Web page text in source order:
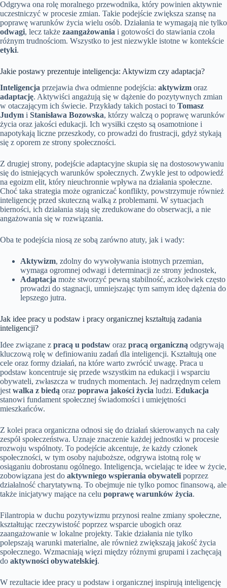
Odgrywa ona rolę moralnego przewodnika, który powinien aktywnie
uczestniczyć w procesie zmian. Takie podejście zwiększa szansę na
poprawę warunków życia wielu osób. Działania te wymagają nie tylko
odwagi, lecz także zaangażowania i gotowości do stawiania czoła
różnym trudnościom. Wszystko to jest niezwykle istotne w kontekście
etyki.
Jakie postawy prezentuje inteligencja: Aktywizm czy adaptacja?
Inteligencja przejawia dwa odmienne podejścia: aktywizm oraz
adaptację. Aktywiści angażują się w dążenie do pozytywnych zmian
w otaczającym ich świecie. Przykłady takich postaci to Tomasz
Judym i Stanisława Bozowska, którzy walczą o poprawę warunków
życia oraz jakości edukacji. Ich wysiłki często są osamotnione i
napotykają liczne przeszkody, co prowadzi do frustracji, gdyż stykają
się z oporem ze strony społeczności.
Z drugiej strony, podejście adaptacyjne skupia się na dostosowywaniu
się do istniejących warunków społecznych. Zwykle jest to odpowiedź
na egoizm elit, który nieuchronnie wpływa na działania społeczne.
Choć taka strategia może ograniczać konflikty, powstrzymuje również
inteligencję przed skuteczną walką z problemami. W sytuacjach
bierności, ich działania stają się zredukowane do obserwacji, a nie
angażowania się w rozwiązania.
Oba te podejścia niosą ze sobą zarówno atuty, jak i wady:
Aktywizm, zdolny do wywoływania istotnych przemian,
wymaga ogromnej odwagi i determinacji ze strony jednostek,
Adaptacja może stworzyć pewną stabilność, aczkolwiek często
prowadzi do stagnacji, umniejszając tym samym ideę dążenia do
lepszego jutra.
Jak idee pracy u podstaw i pracy organicznej kształtują zadania
inteligencji?
Idee związane z pracą u podstaw oraz pracą organiczną odgrywają
kluczową rolę w definiowaniu zadań dla inteligencji. Kształtują one
cele oraz formy działań, na które warto zwrócić uwagę. Praca u
podstaw koncentruje się przede wszystkim na edukacji i wsparciu
obywateli, zwłaszcza w trudnych momentach. Jej nadrzędnym celem
jest walka z biedą oraz poprawa jakości życia ludzi. Edukacja
stanowi fundament społecznej świadomości i umiejętności
mieszkańców.
Z kolei praca organiczna odnosi się do działań skierowanych na cały
zespół społeczeństwa. Uznaje znaczenie każdej jednostki w procesie
rozwoju wspólnoty. To podejście akcentuje, że każdy członek
społeczności, w tym osoby najuboższe, odgrywa istotną rolę w
osiąganiu dobrostanu ogólnego. Inteligencja, wcielając te idee w życie,
zobowiązana jest do aktywniego wspierania obywateli poprzez
działalność charytatywną. To obejmuje nie tylko pomoc finansową, ale
także inicjatywy mające na celu poprawę warunków życia.
Filantropia w duchu pozytywizmu przynosi realne zmiany społeczne,
kształtując rzeczywistość poprzez wsparcie ubogich oraz
zaangażowanie w lokalne projekty. Takie działania nie tylko
polepszają warunki materialne, ale również zwiększają jakość życia
społecznego. Wzmacniają więzi między różnymi grupami i zachęcają
do aktywności obywatelskiej.
W rezultacie idee pracy u podstaw i organicznej inspirują inteligencję